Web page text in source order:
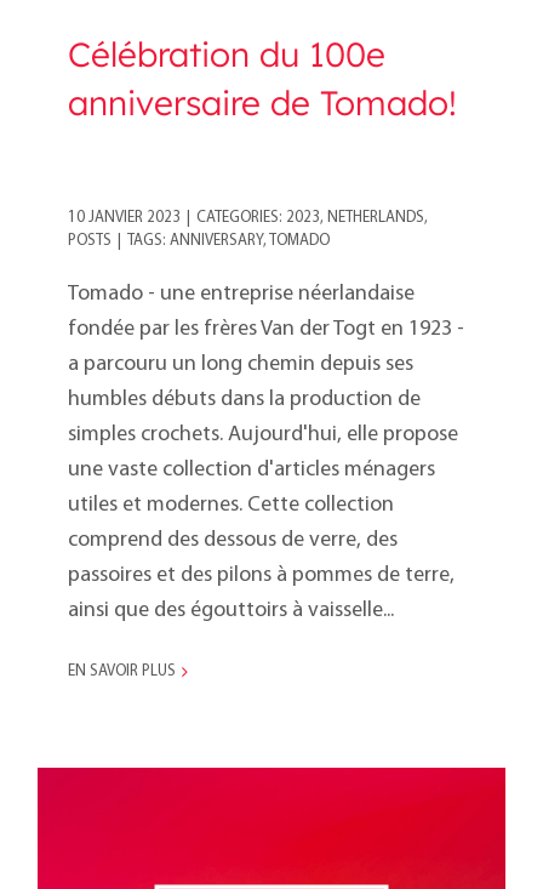
Célébration du 100e
anniversaire de Tomado!
10 JANVIER 2023 CATEGORIES: 2023, NETHERLANDS,
POSTS
TAGS: ANNIVERSARY, TOMADO
Tomado - une entreprise néerlandaise
fondée par les frères Van der Togt en 1923 -
a parcouru un long chemin depuis ses
humbles débuts dans la production de
simples crochets. Aujourd'hui, elle propose
une vaste collection d'articles ménagers
utiles et modernes. Cette collection
comprend des dessous de verre, des
passoires et des pilons à pommes de terre,
ainsi que des égouttoirs à vaisselle...
EN SAVOIR PLUS